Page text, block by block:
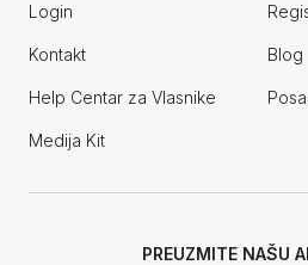
Login
Kontakt Blog
Help Centar za Vlasnike
Medija Kit
PREUZMITE NAŠU